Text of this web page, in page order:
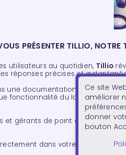
PRÉSENTER TILLIO,
utilisateurs au quotidien, Tillio
réponses précises et
une documentation technique
fonctionnalité du logiciel. Que
et gérants de point de vente, cet
dans votre interface
Ce site
améliorer
donner
bouton